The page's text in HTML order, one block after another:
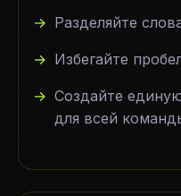
Разделяйте
Избегайте
Создайте
для всей